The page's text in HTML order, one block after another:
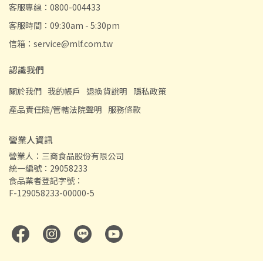
客服專線：0800-004433
客服時間：09:30am - 5:30pm
信箱：service@mlf.com.tw
認識我們
關於我們 我的帳戶 退換貨說明 隱私政策
產品責任險/管轄法院聲明 服務條款
營業人資訊
營業人：三商食品股份有限公司
統一編號：29058233
食品業者登記字號：
F-129058233-00000-5